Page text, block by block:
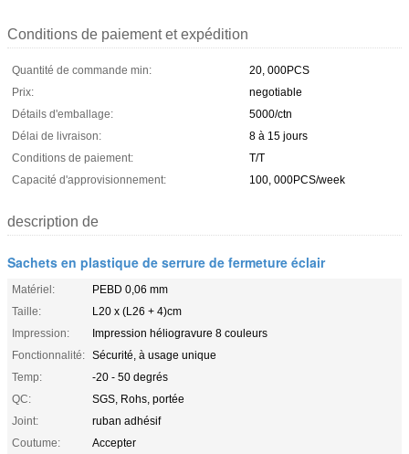
Conditions de paiement et expédition
Quantité de commande min:
20, 000PCS
Prix:
negotiable
Détails d'emballage:
5000/ctn
Délai de livraison:
8 à 15 jours
Conditions de paiement:
T/T
Capacité d'approvisionnement:
100, 000PCS/week
description de
Sachets en plastique de serrure de fermeture éclair
Matériel:
PEBD 0,06 mm
Taille:
L20 x (L26 + 4)cm
Impression:
Impression héliogravure 8 couleurs
Fonctionnalité: Sécurité, à usage unique
Temp:
-20 - 50 degrés
QC:
SGS, Rohs, portée
Joint:
ruban adhésif
Coutume:
Accepter